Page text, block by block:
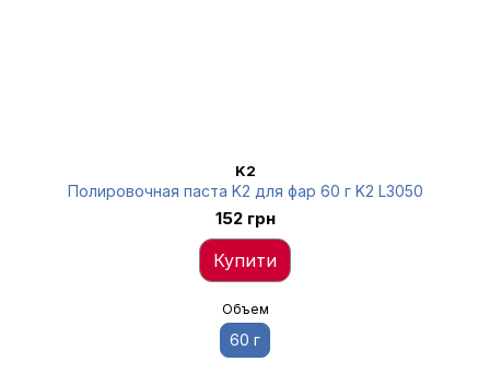
K2
Полировочная паста K2 для фар 60 г K2 L3050
152 грн
Купити
Объем
60 г